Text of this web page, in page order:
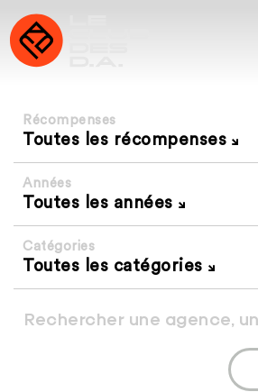
Récompenses
Toutes les récompenses
Années
Toutes les années
Catégories
Toutes les catégories